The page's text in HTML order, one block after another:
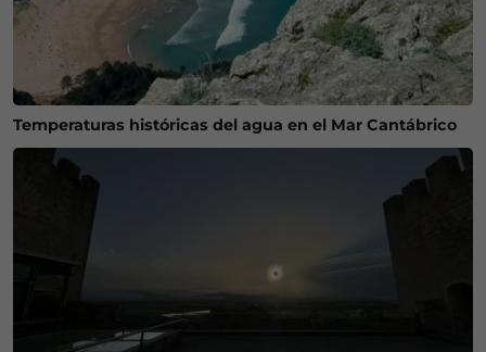
Temperaturas históricas del agua en el Mar Cantábrico